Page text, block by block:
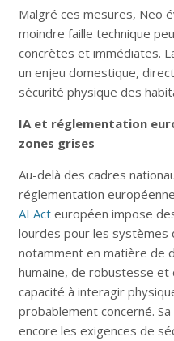
Malgré ces mesures, Neo
moindre faille technique
concrètes et immédiates.
un enjeu domestique,
sécurité physique des
IA et réglementation
zones grises
Au-delà des cadres
réglementation
AI Acteuropéen impose
lourdes pour les systèmes
notamment en matière de
humaine, de robustesse et
capacité à interagir
probablement concerné.
encore les exigences de